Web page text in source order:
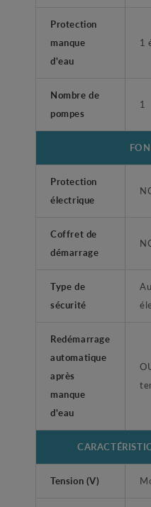
Protection
manque
d'eau
1
Nombre de
pompes
1
Protection
électrique
Coffret de
démarrage
Type de
sécurité
Redémarrage
automatique
après
manque
d'eau
Tension (V)